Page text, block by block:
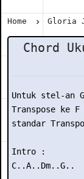
Home Gloria
Chord
Untuk stel-an
Transpose ke
standar
Intro :
C..A..Dm..G..